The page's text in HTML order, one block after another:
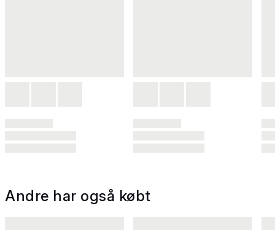
Andre har også købt